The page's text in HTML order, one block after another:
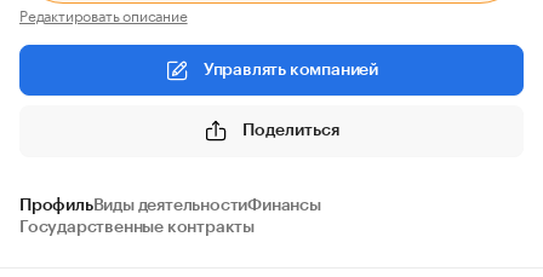
Редактировать описание
Управлять компанией
Поделиться
ПрофильВиды деятельностиФинансы
Государственные контракты